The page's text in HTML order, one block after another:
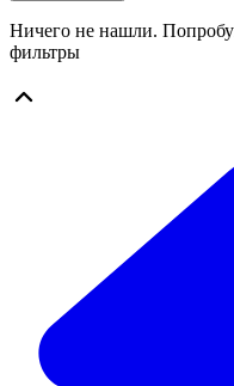
Ничего не нашли.
фильтры